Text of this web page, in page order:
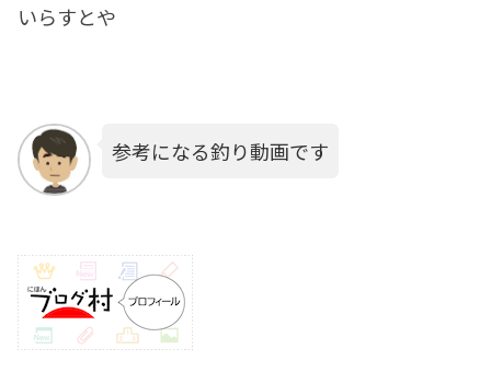
いらすとや
参考になる釣り動画です